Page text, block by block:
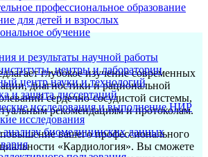
профессиональное образование
для детей и взрослых
обучение
и результаты научной работы
центры и лаборатории
центр науки и технологий
и защита диссертаций
исследования и выполнение НИР
исследования
анализу биомедицинских данных
глубокое изучение современных
диагностики и рациональной
сердечно-сосудистой системы,
рекомендациям и протоколам.
вашего профессионального
«Кардиология». Вы сможете